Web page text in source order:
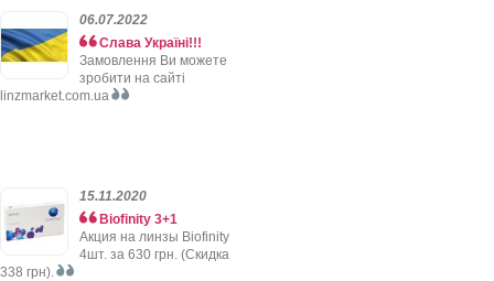
06.07.2022
Слава Україні!!!
Замовлення Ви можете
зробити на сайті
linzmarket.com.ua
15.11.2020
Biofinity 3+1
Акция на линзы Biofinity
4шт. за 630 грн. (Скидка
338 грн).